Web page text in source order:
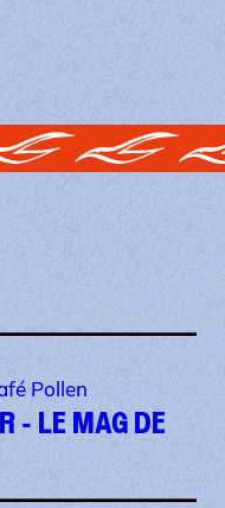
Pollen
- LE MAG DE